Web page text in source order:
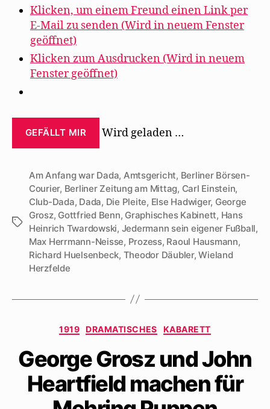
Klicken, um einem Freund einen Link per
E-Mail zu senden (Wird in neuem Fenster
geöffnet)
Klicken zum Ausdrucken (Wird in neuem
Fenster geöffnet)
GEFÄLLT MIR Wird geladen …
Schlagwörter
Am Anfang war Dada, Amtsgericht, Berliner Börsen-
Courier, Berliner Zeitung am Mittag, Carl Einstein,
Club-Dada, Dada, Die Pleite, Else Hadwiger, George
Grosz, Gottfried Benn, Graphisches Kabinett, Hans
Heinrich Twardowski, Jedermann sein eigener Fußball,
Max Herrmann-Neisse, Prozess, Raoul Hausmann,
Richard Huelsenbeck, Theodor Däubler,Wieland
Herzfelde
Kategorien
1919 DRAMATISCHES KABARETT
George Grosz und John
Heartfield machen für